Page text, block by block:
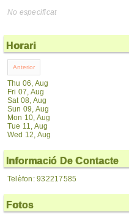
No especificat
Horari
Thu 06, Aug
Fri 07, Aug
Sat 08, Aug
Sun 09, Aug
Mon 10, Aug
Tue 11, Aug
Wed 12, Aug
Informació De Contacte
Telèfon: 932217585
Fotos